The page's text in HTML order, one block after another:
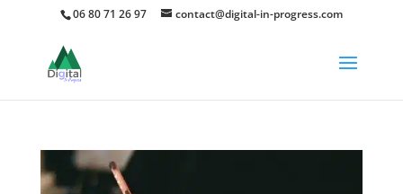
06 80 71 26 97 contact@digital-in-progress.com